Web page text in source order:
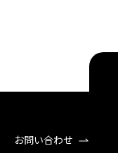
お問い合わせ